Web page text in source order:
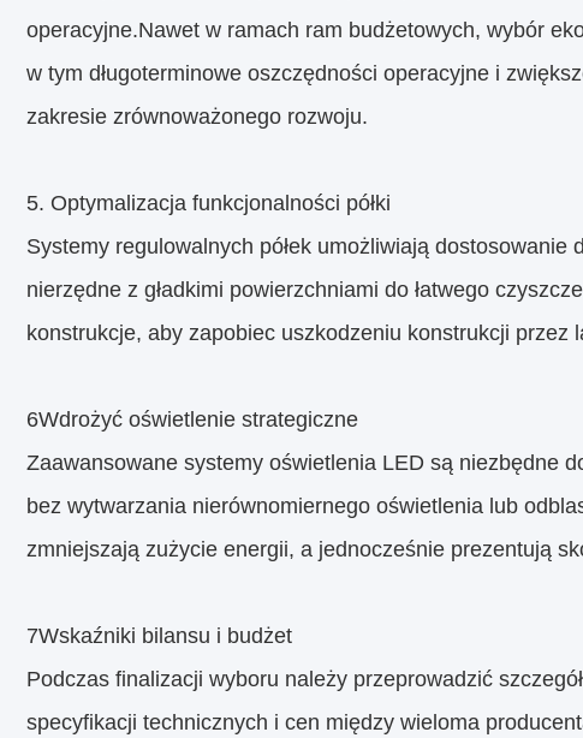
operacyjne.Nawet w ramach ram budżetowych, wybór
w tym długoterminowe oszczędności operacyjne i
zakresie zrównoważonego rozwoju.
5. Optymalizacja funkcjonalności półki
Systemy regulowalnych półek umożliwiają dostosowanie
nierzędne z gładkimi powierzchniami do łatwego
konstrukcje, aby zapobiec uszkodzeniu konstrukcji przez
6Wdrożyć oświetlenie strategiczne
Zaawansowane systemy oświetlenia LED są niezbędne
bez wytwarzania nierównomiernego oświetlenia lub
zmniejszają zużycie energii, a jednocześnie prezentują
7Wskaźniki bilansu i budżet
Podczas finalizacji wyboru należy przeprowadzić
specyfikacji technicznych i cen między wieloma